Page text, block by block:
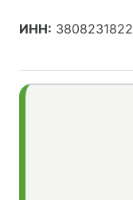
ИНН: 3808231822